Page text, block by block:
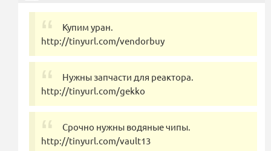
Купим уран.
httр://tinyurl.com/vendorbuy
Нужны запчасти для реактора.
httр://tinyurl.com/gekko
Срочно нужны водяные чипы.
httр://tinyurl.com/vault13